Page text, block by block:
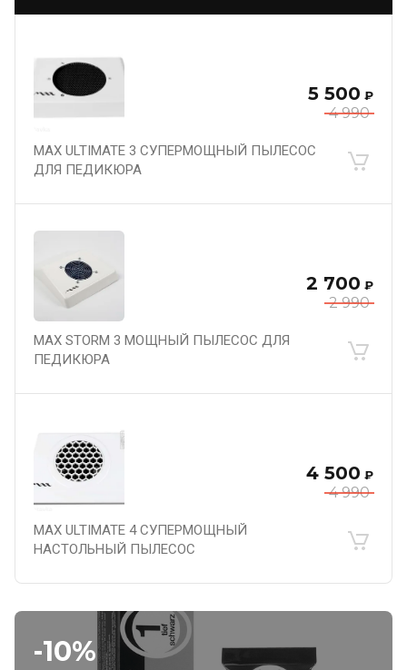
4 990
5 500 ₽
MAX ULTIMATE 3 СУПЕРМОЩНЫЙ ПЫЛЕСОС
ДЛЯ ПЕДИКЮРА
2 990
2 700 ₽
MAX STORM 3 МОЩНЫЙ ПЫЛЕСОС ДЛЯ
ПЕДИКЮРА
4 990
4 500 ₽
MAX ULTIMATE 4 СУПЕРМОЩНЫЙ
НАСТОЛЬНЫЙ ПЫЛЕСОС
-10%